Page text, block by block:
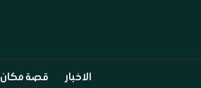
الاخبار قصة مكان